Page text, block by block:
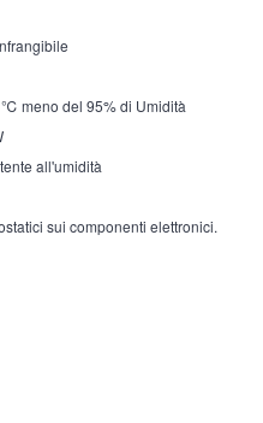
℃ meno del 95% di Umidità
all'umidità
sui componenti elettronici.